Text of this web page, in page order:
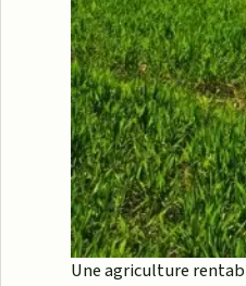
Une agriculture